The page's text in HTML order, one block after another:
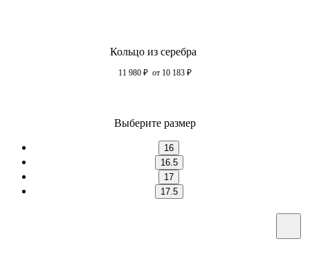
Кольцо из серебра
11 980 ₽ от 10 183 ₽
Выберите размер
16
16.5
17
17.5